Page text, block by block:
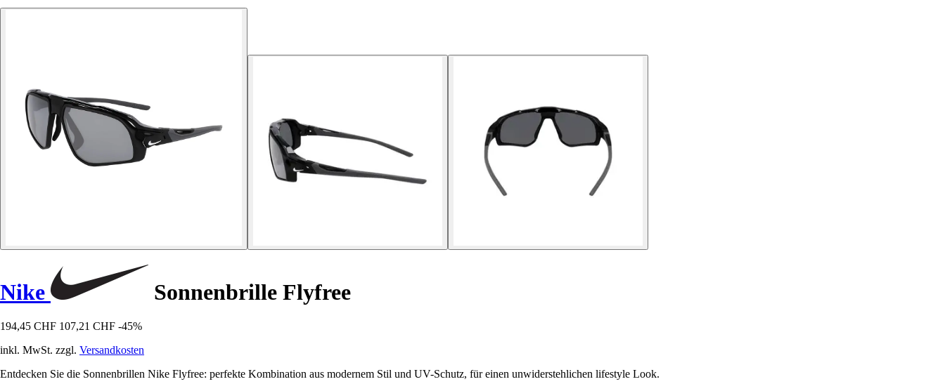
Nike Sonnenbrille Flyfree
194,45 CHF 107,21 CHF -45%
inkl. MwSt. zzgl. Versandkosten
Entdecken Sie die Sonnenbrillen Nike Flyfree: perfekte Kombination aus modernem Stil und UV-Schutz, für einen unwiderstehlichen lifestyle Look.